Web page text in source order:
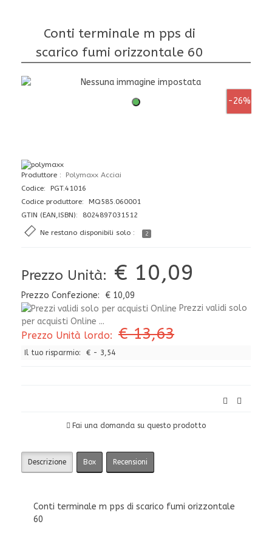
Conti terminale m pps di
scarico fumi orizzontale 60
-26%
Produttore
Polymaxx Acciai
Codice: PGT.41016
Codice produttore: MQ585.060001
GTIN (EAN,ISBN): 8024897031512
Ne restano disponibili solo : 2
Prezzo Unità: € 10,09
Prezzo Confezione:
€ 10,09
Prezzi validi solo
per acquisti Online ...
Prezzo Unità lordo: € 13,63
Il tuo risparmio: € - 3,54
Fai una domanda su questo prodotto
Descrizione Box Recensioni
Conti terminale m pps di scarico fumi orizzontale
60